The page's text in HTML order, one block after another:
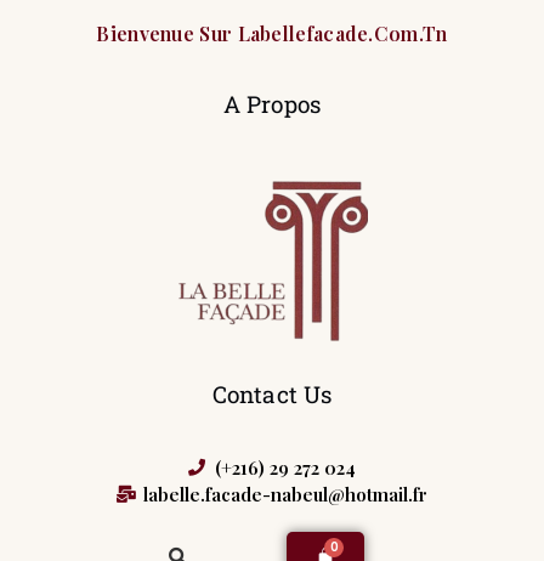
Bienvenue Sur Labellefacade.com.tn
A Propos
Contact Us
(+216) 29 272 024
labelle.facade-nabeul@hotmail.fr